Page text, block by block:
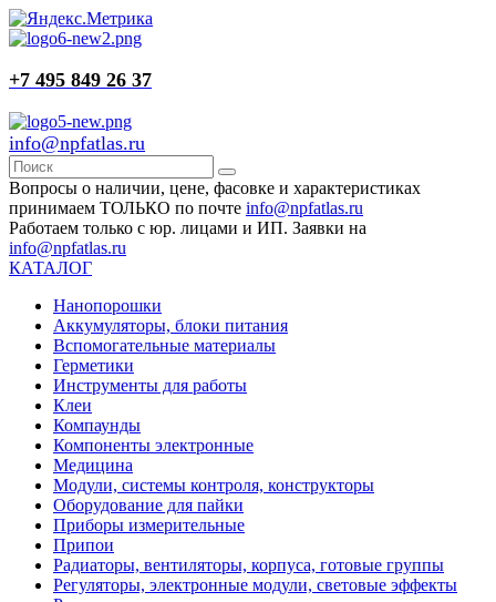
+7 495 849 26 37
info@npfatlas.ru
Вопросы о наличии, цене, фасовке и характеристиках
принимаем ТОЛЬКО по почте info@npfatlas.ru
Работаем только с юр. лицами и ИП. Заявки на
info@npfatlas.ru
КАТАЛОГ
Нанопорошки
Аккумуляторы, блоки питания
Вспомогательные материалы
Герметики
Инструменты для работы
Клеи
Компаунды
Компоненты электронные
Медицина
Модули, системы контроля, конструкторы
Оборудование для пайки
Приборы измерительные
Припои
Радиаторы, вентиляторы, корпуса, готовые группы
Регуляторы, электронные модули, световые эффекты